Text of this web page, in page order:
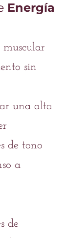
Energía
muscular
sin
una alta
de tono
a
de